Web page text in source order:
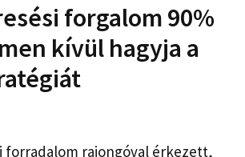
forgalom 90%
kívül hagyja a
forradalom rajongóval érkezett,